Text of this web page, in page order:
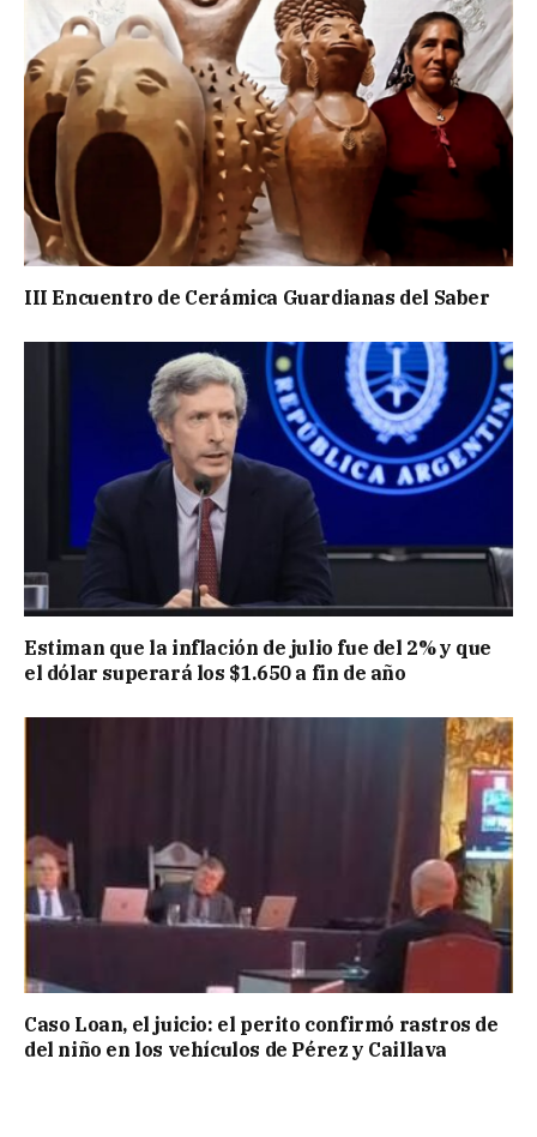
III Encuentro de Cerámica Guardianas del Saber
Estiman que la inflación de julio fue del 2% y que
el dólar superará los $1.650 a fin de año
Caso Loan, el juicio: el perito confirmó rastros de
del niño en los vehículos de Pérez y Caillava